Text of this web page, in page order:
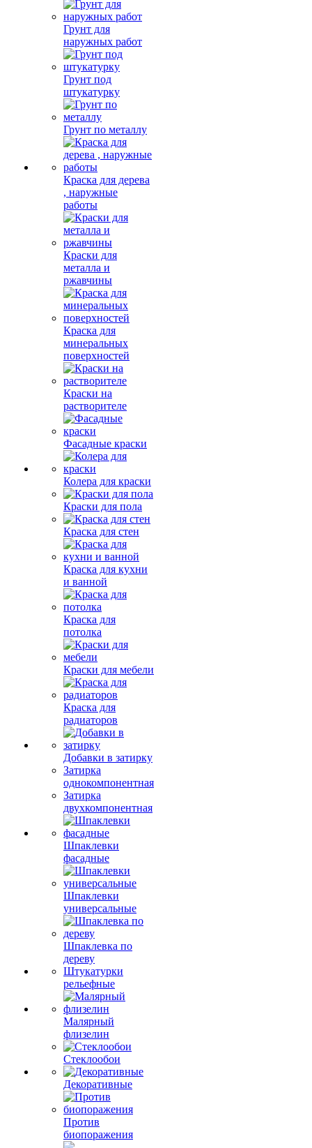
Грунт для
наружных работ
Грунт под
штукатурку
Грунт по металлу
Краска для дерева
, наружные
работы
Краски для
металла и
ржавчины
Краска для
минеральных
поверхностей
Краски на
растворителе
Фасадные краски
Колера для краски
Краски для пола
Краска для стен
Краска для кухни
и ванной
Краска для
потолка
Краски для мебели
Краска для
радиаторов
Добавки в затирку
Затирка
однокомпонентная
Затирка
двухкомпонентная
Шпаклевки
фасадные
Шпаклевки
универсальные
Шпаклевка по
дереву
Штукатурки
рельефные
Малярный
флизелин
Стеклообои
Декоративные
Против
биопоражения